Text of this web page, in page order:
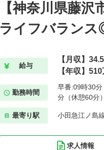
【神奈川県藤
ライフバラン
給与
【月収】
【年収】
勤務時間
早番:09時30
分（休憩60分）
最寄り駅 小田急江ノ島
求人情報